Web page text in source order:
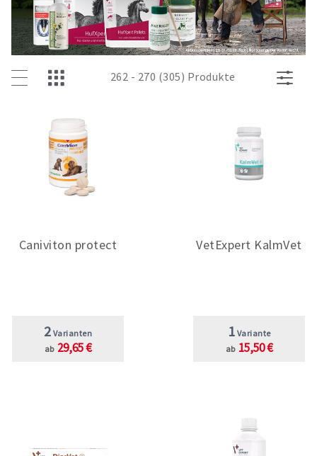
262 - 270 (305) Produkte
Caniviton protect
2 Varianten
ab 29,65 €
VetExpert KalmVet
1 Variante
ab 15,50 €